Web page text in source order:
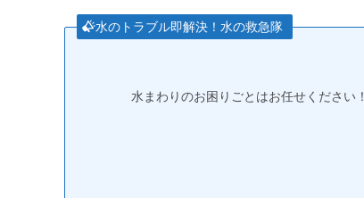
水のトラブル即解決！水の救急隊
水まわりのお困りごとはお任せください！